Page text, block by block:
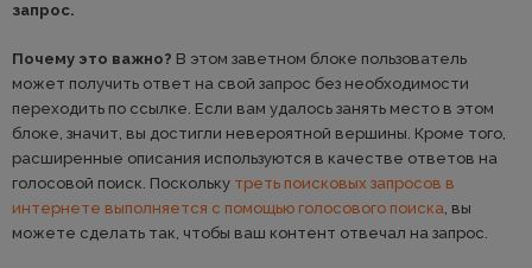
запрос.
Почему это важно? В этом заветном блоке пользователь
может получить ответ на свой запрос без необходимости
переходить по ссылке. Если вам удалось занять место в этом
блоке, значит, вы достигли невероятной вершины. Кроме того,
расширенные описания используются в качестве ответов на
голосовой поиск. Поскольку треть поисковых запросов в
интернете выполняется с помощью голосового поиска, вы
можете сделать так, чтобы ваш контент отвечал на запрос.